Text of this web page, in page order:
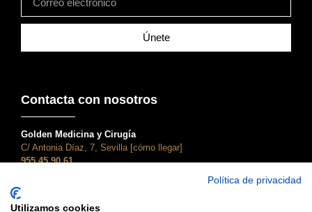
Únete
Contacta con nosotros
Golden Medicina y Cirugía
C/ Antonia Díaz, 7, Sevilla [cómo llegar]
955 45 90 61
Política de privacidad
Utilizamos cookies